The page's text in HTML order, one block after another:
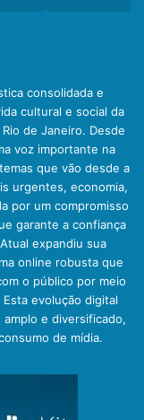
consolidada e
cultural e social da
de Janeiro. Desde
voz importante na
que vão desde a
urgentes, economia,
por um compromisso
garante a confiança
expandiu sua
online robusta que
o público por meio
evolução digital
amplo e diversificado,
de mídia.